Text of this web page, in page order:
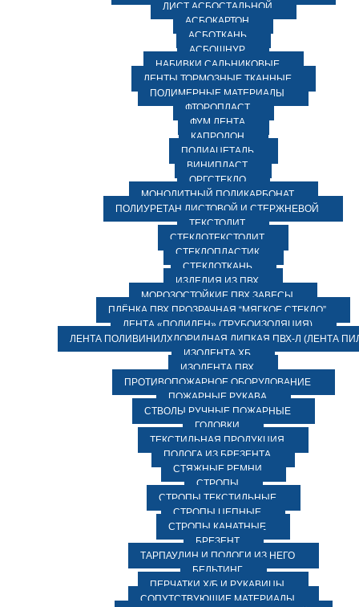
ЛИСТ АСБОСТАЛЬНОЙ
АСБОКАРТОН
АСБОТКАНЬ
АСБОШНУР
НАБИВКИ САЛЬНИКОВЫЕ
ЛЕНТЫ ТОРМОЗНЫЕ ТКАННЫЕ
ПОЛИМЕРНЫЕ МАТЕРИАЛЫ
ФТОРОПЛАСТ
ФУМ ЛЕНТА
КАПРОЛОН
ПОЛИАЦЕТАЛЬ
ВИНИПЛАСТ
ОРГСТЕКЛО
МОНОЛИТНЫЙ ПОЛИКАРБОНАТ
ПОЛИУРЕТАН ЛИСТОВОЙ И СТЕРЖНЕВОЙ
ТЕКСТОЛИТ
СТЕКЛОТЕКСТОЛИТ
СТЕКЛОПЛАСТИК
СТЕКЛОТКАНЬ
ИЗДЕЛИЯ ИЗ ПВХ
МОРОЗОСТОЙКИЕ ПВХ ЗАВЕСЫ
ПЛЁНКА ПВХ ПРОЗРАЧНАЯ “МЯГКОЕ СТЕКЛО”
ЛЕНТА «ПОЛИЛЕН» (ТРУБОИЗОЛЯЦИЯ)
ЛЕНТА ПОЛИВИНИЛХЛОРИДНАЯ ЛИПКАЯ ПВХ-Л (ЛЕНТА
ИЗОЛЕНТА ХБ
ИЗОЛЕНТА ПВХ
ПРОТИВОПОЖАРНОЕ ОБОРУДОВАНИЕ
ПОЖАРНЫЕ РУКАВА
СТВОЛЫ РУЧНЫЕ ПОЖАРНЫЕ
ГОЛОВКИ
ТЕКСТИЛЬНАЯ ПРОДУКЦИЯ
ПОЛОГА ИЗ БРЕЗЕНТА
СТЯЖНЫЕ РЕМНИ
СТРОПЫ
СТРОПЫ ТЕКСТИЛЬНЫЕ
СТРОПЫ ЦЕПНЫЕ
СТРОПЫ КАНАТНЫЕ
БРЕЗЕНТ
ТАРПАУЛИН И ПОЛОГИ ИЗ НЕГО
БЕЛЬТИНГ
ПЕРЧАТКИ Х/Б И РУКАВИЦЫ
СОПУТСТВУЮЩИЕ МАТЕРИАЛЫ